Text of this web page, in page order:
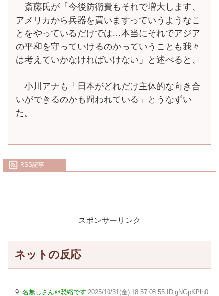
斎藤氏が「今後防衛費もそれで増大します、
アメリカから兵器を買いますっていうようなこ
とをやっているだけでは…本当にそれでアジア
の平和を守っていけるのかっていうことも我々
は考えていかなければいけない」と述べると、
小川アナも「日本がどれだけ主体的な向き合
いができるのかも問われている」とうなずい
た。
RSS記事
スポンサーリンク
ネットの反応
9: 名無しさん＠恐縮です 2025/10/31(金) 18:57:08.55 ID:gNGpKPlh0